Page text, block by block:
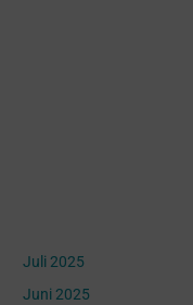
Juli 2025
Juni 2025